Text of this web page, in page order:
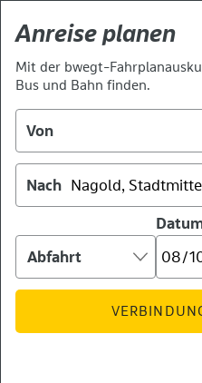
Anreise planen
Mit der bwegt-
Bus und Bahn finden.
Von
Nach
Abfahrt: